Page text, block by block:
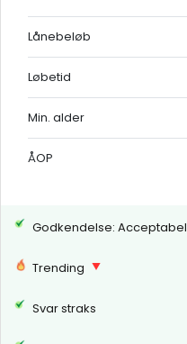
Lånebeløb
Løbetid
Min. alder
ÅOP
Godkendelse: Acceptabel
Trending
Svar straks